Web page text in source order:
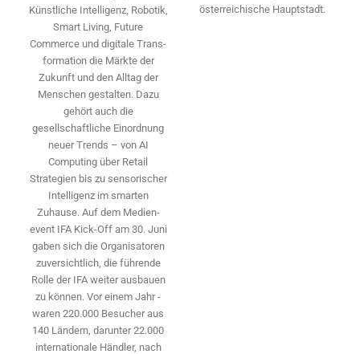
Künstliche Intelligenz, Robotik,
Smart Living, Future
Commerce und digitale Trans­
formation die Märkte der
Zukunft und den Alltag der
Menschen gestalten. Dazu
gehört auch die
gesellschaftliche Einordnung
neuer Trends – von AI
Computing über Retail
Strategien bis zu sensorischer
Intelligenz im smarten
Zuhause. Auf dem Medien­
event IFA Kick-Off am 30. Juni
gaben sich die Organisatoren
zuversichtlich, die führende
Rolle der IFA weiter ausbauen
zu können. Vor einem Jahr ­
waren 220.000 Besucher aus
140 ­Ländern, ­darunter 22.000
internationale Händler, nach
österreichische Hauptstadt.